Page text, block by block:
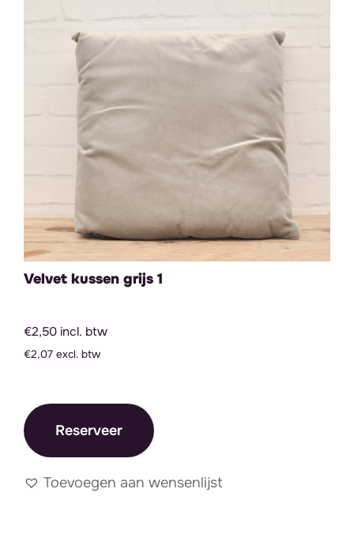
Velvet kussen grijs 1
€2,50 incl. btw
€2,07 excl. btw
Reserveer
Toevoegen aan wensenlijst